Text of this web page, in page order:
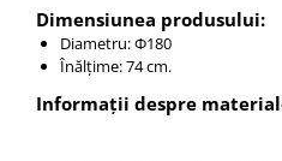
Dimensiunea produsului:
Diametru: Φ180
Înălțime: 74 cm.
Informații despre